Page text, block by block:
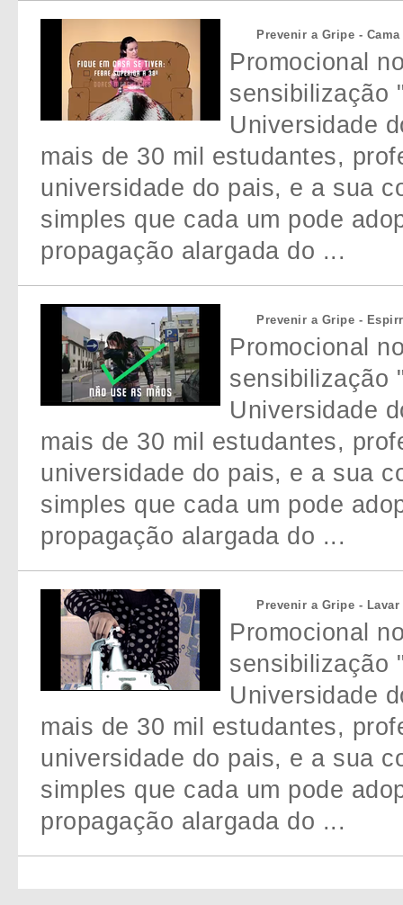
Prevenir a Gripe - Cama
Promocional
sensibilização
Universidade
mais de 30 mil estudantes,
universidade do pais, e a sua
simples que cada um pode
propagação alargada do ...
Prevenir a Gripe -
Promocional
sensibilização
Universidade
mais de 30 mil estudantes,
universidade do pais, e a sua
simples que cada um pode
propagação alargada do ...
Prevenir a Gripe - Lavar
Promocional
sensibilização
Universidade
mais de 30 mil estudantes,
universidade do pais, e a sua
simples que cada um pode
propagação alargada do ...